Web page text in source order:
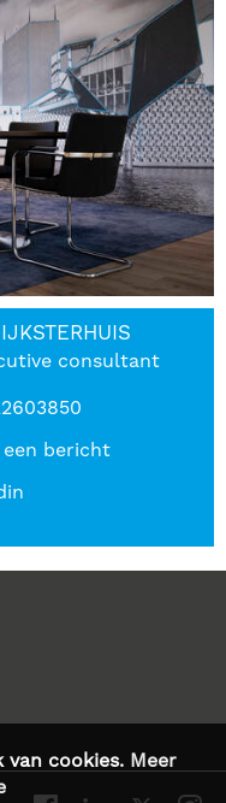
van cookies. Meer
consultant
bericht